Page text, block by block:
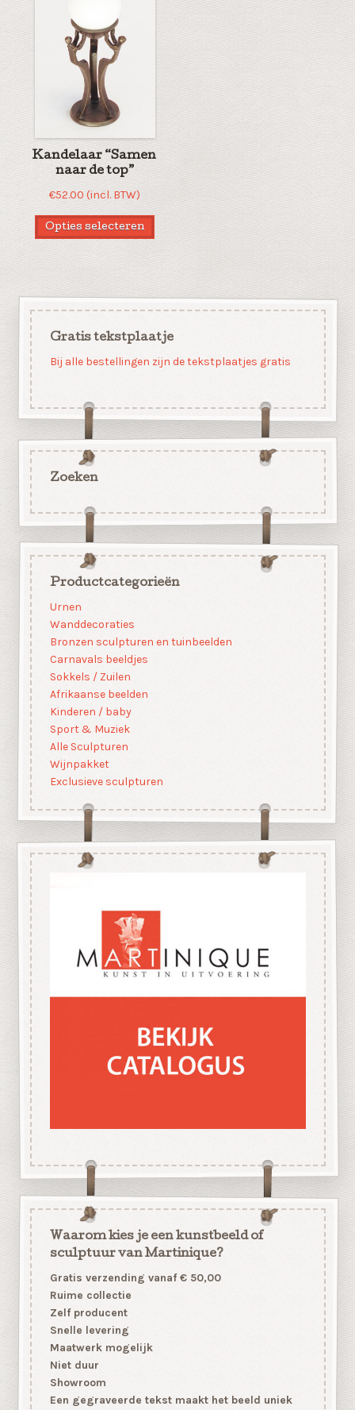
Kandelaar “Samen
naar de top”
€52.00 (incl. BTW)
Opties selecteren
Gratis tekstplaatje
Bij alle bestellingen zijn de tekstplaatjes gratis
Zoeken
Productcategorieën
Urnen
Wanddecoraties
Bronzen sculpturen en tuinbeelden
Carnavals beeldjes
Sokkels / Zuilen
Afrikaanse beelden
Kinderen / baby
Sport & Muziek
Alle Sculpturen
Wijnpakket
Exclusieve sculpturen
Waarom kies je een kunstbeeld of
sculptuur van Martinique?
Gratis verzending vanaf € 50,00
Ruime collectie
Zelf producent
Snelle levering
Maatwerk mogelijk
Niet duur
Showroom
Een gegraveerde tekst maakt het beeld uniek